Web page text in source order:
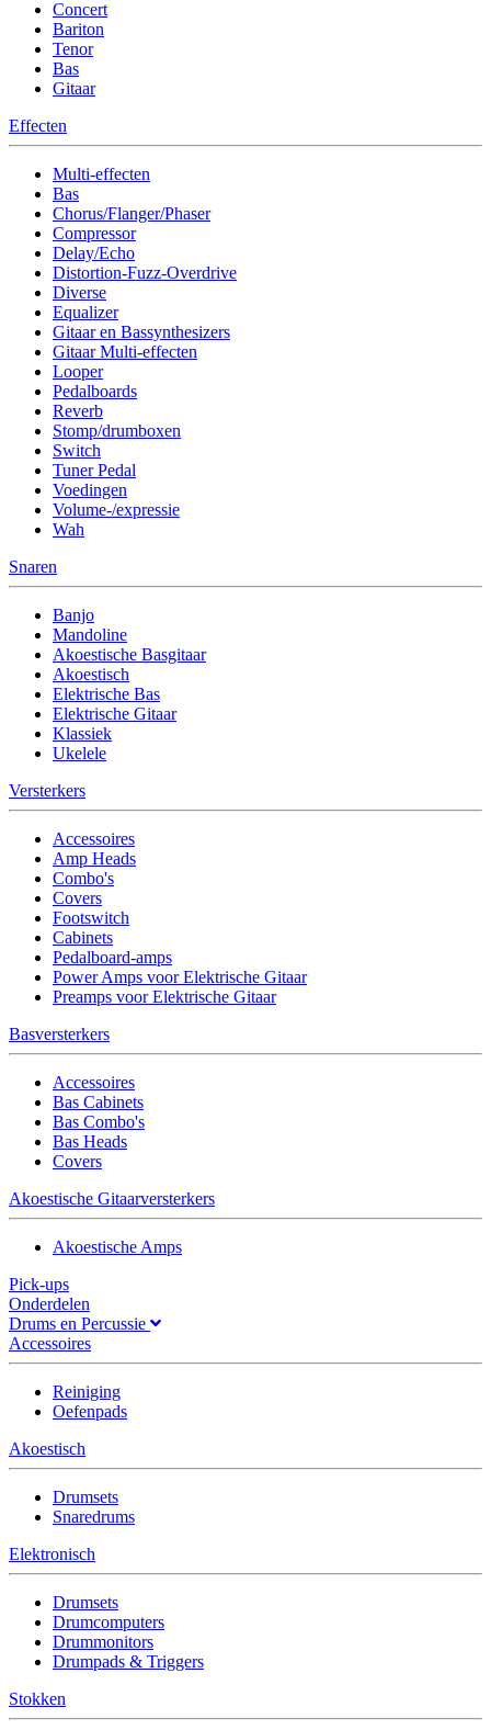
Concert
Bariton
Tenor
Bas
Gitaar
Effecten
Multi-effecten
Bas
Chorus/Flanger/Phaser
Compressor
Delay/Echo
Distortion-Fuzz-Overdrive
Diverse
Equalizer
Gitaar en Bassynthesizers
Gitaar Multi-effecten
Looper
Pedalboards
Reverb
Stomp/drumboxen
Switch
Tuner Pedal
Voedingen
Volume-/expressie
Wah
Snaren
Banjo
Mandoline
Akoestische Basgitaar
Akoestisch
Elektrische Bas
Elektrische Gitaar
Klassiek
Ukelele
Versterkers
Accessoires
Amp Heads
Combo's
Covers
Footswitch
Cabinets
Pedalboard-amps
Power Amps voor Elektrische Gitaar
Preamps voor Elektrische Gitaar
Basversterkers
Accessoires
Bas Cabinets
Bas Combo's
Bas Heads
Covers
Akoestische Gitaarversterkers
Akoestische Amps
Pick-ups
Onderdelen
Drums en Percussie
Accessoires
Reiniging
Oefenpads
Akoestisch
Drumsets
Snaredrums
Elektronisch
Drumsets
Drumcomputers
Drummonitors
Drumpads & Triggers
Stokken